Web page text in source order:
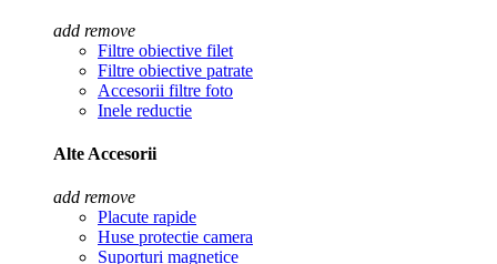
add remove
Filtre obiective filet
Filtre obiective patrate
Accesorii filtre foto
Inele reductie
Alte Accesorii
add remove
Placute rapide
Huse protectie camera
Suporturi magnetice